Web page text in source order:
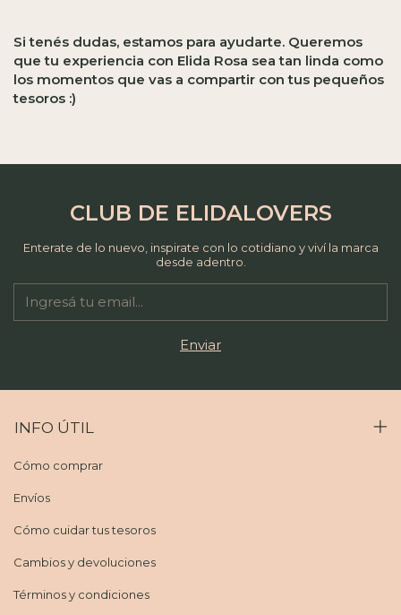
Si tenés dudas, estamos para ayudarte. Queremos
que tu experiencia con Elida Rosa sea tan linda como
los momentos que vas a compartir con tus pequeños
tesoros :)
CLUB DE ELIDALOVERS
Enterate de lo nuevo, inspirate con lo cotidiano y viví la marca
desde adentro.
INFO ÚTIL
Cómo comprar
Envíos
Cómo cuidar tus tesoros
Cambios y devoluciones
Términos y condiciones